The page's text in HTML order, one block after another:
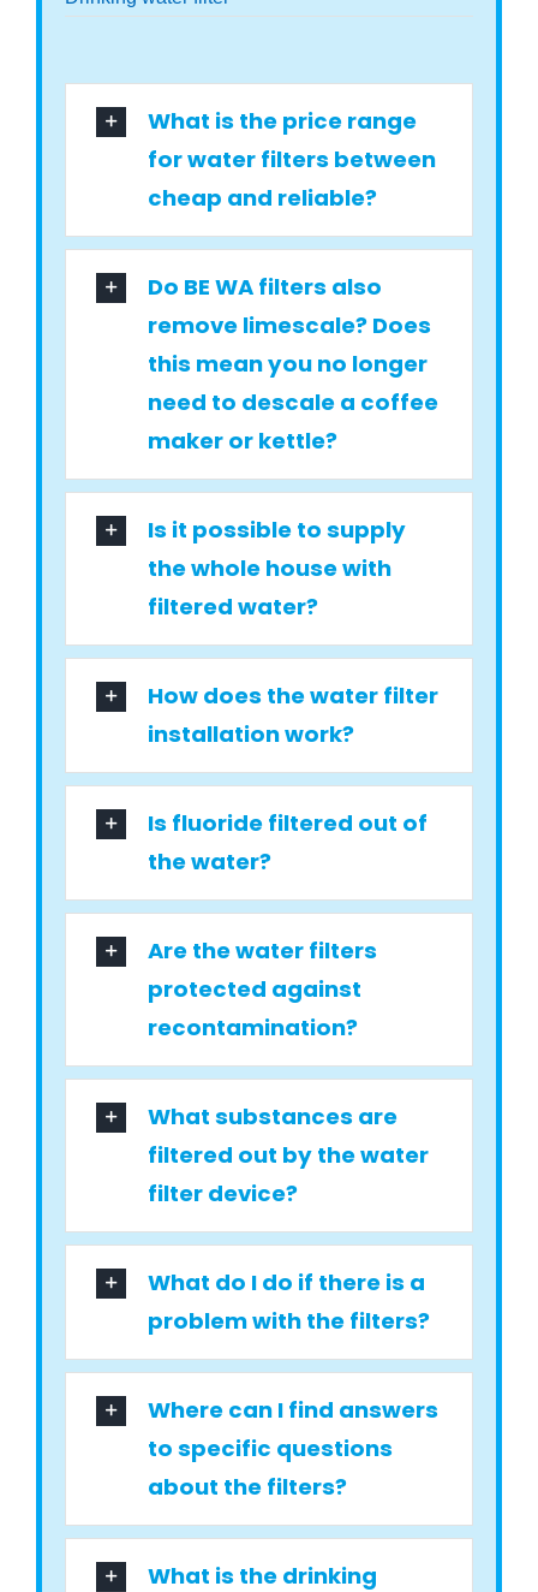
What is the price range
for water filters between
cheap and reliable?
Do BE WA filters also
remove limescale? Does
this mean you no longer
need to descale a coffee
maker or kettle?
Is it possible to supply
the whole house with
filtered water?
How does the water filter
installation work?
Is fluoride filtered out of
the water?
Are the water filters
protected against
recontamination?
What substances are
filtered out by the water
filter device?
What do I do if there is a
problem with the filters?
Where can I find answers
to specific questions
about the filters?
What is the drinking